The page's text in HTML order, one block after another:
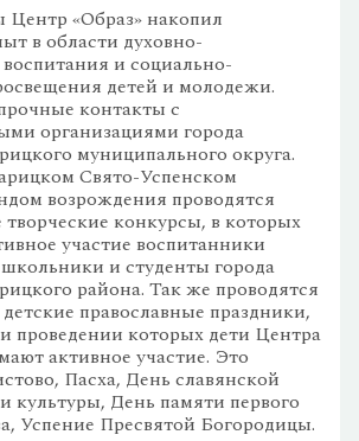
Центр «Образ» накопил
в области духовно-
и социально-
детей и молодежи.
контакты с
организациями города
муниципального округа.
Свято-Успенском
возрождения проводятся
творческие конкурсы, в которых
участие воспитанники
школьники и студенты города
района. Так же проводятся
православные праздники,
проведении которых дети Центра
активное участие. Это
Пасха, День славянской
культуры, День памяти первого
Успение Пресвятой Богородицы.